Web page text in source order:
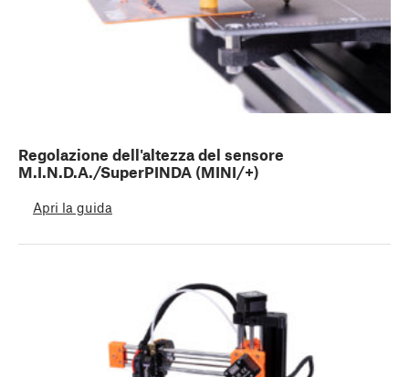
Regolazione dell'altezza del sensore
M.I.N.D.A./SuperPINDA (MINI/+)
Apri la guida